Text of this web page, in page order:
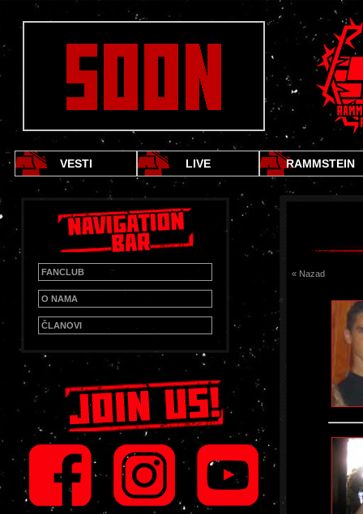
VESTI LIVE RAMMSTEIN
FANCLUB
O NAMA
ČLANOVI
« Nazad